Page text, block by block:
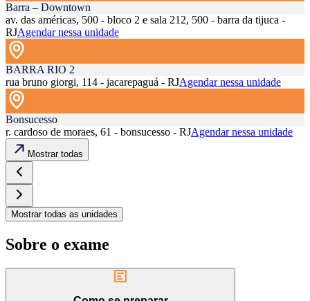
Barra – Downtown
av. das américas, 500 - bloco 2 e sala 212, 500 - barra da tijuca -
RJAgendar nessa unidade
BARRA RIO 2
rua bruno giorgi, 114 - jacarepaguá - RJAgendar nessa unidade
Bonsucesso
r. cardoso de moraes, 61 - bonsucesso - RJAgendar nessa unidade
Mostrar todas
Mostrar todas as unidades
Sobre o exame